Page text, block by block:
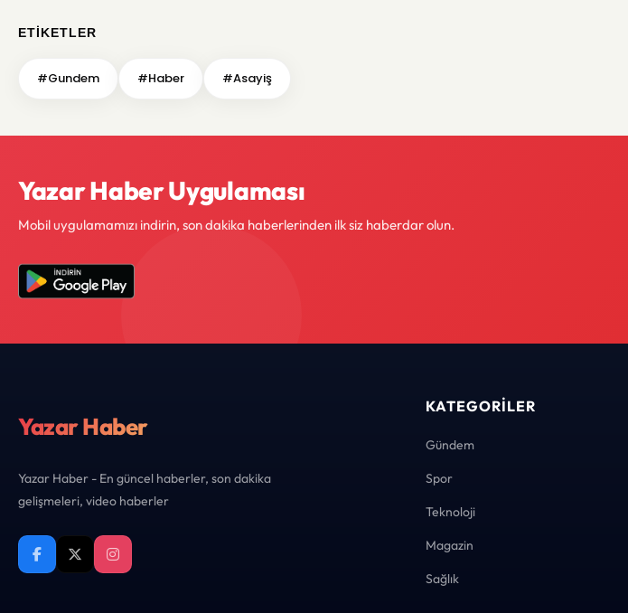
ETIKETLER
#Gundem #Haber #Asayiş
Yazar Haber Uygulaması
Mobil uygulamamızı indirin, son dakika haberlerinden ilk siz haberdar olun.
Yazar Haber
Yazar Haber - En güncel haberler, son dakika
gelişmeleri, video haberler
KATEGORILER
Gündem
Spor
Teknoloji
Magazin
Sağlık